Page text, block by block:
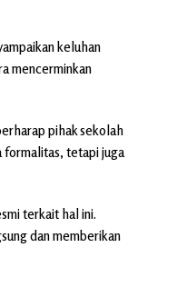
keluhan
mencerminkan
pihak sekolah
formalitas, tetapi juga
terkait hal ini.
dan memberikan